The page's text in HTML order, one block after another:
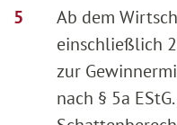
Ab dem
einschließlich
zur
nach § 5a